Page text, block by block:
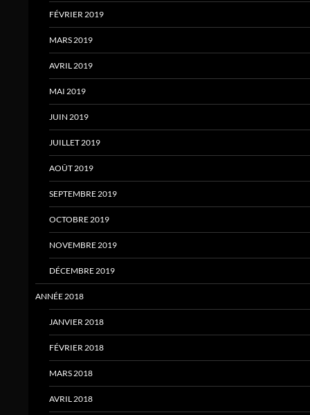
FÉVRIER 2019
MARS 2019
AVRIL 2019
MAI 2019
JUIN 2019
JUILLET 2019
AOÛT 2019
SEPTEMBRE 2019
OCTOBRE 2019
NOVEMBRE 2019
DÉCEMBRE 2019
ANNÉE 2018
JANVIER 2018
FÉVRIER 2018
MARS 2018
AVRIL 2018